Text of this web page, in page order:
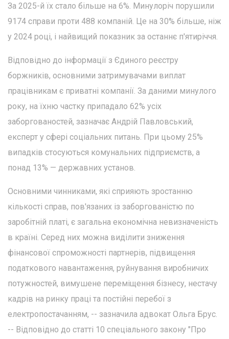
За 2025-й їх стало більше на 6%. Минулоріч порушили
9174 справи проти 488 компаній. Це на 30% більше, ніж
у 2024 році, і найвищий показник за останнє п'ятиріччя.
Відповідно до інформації з Єдиного реєстру
боржників, основними затримувачами виплат
працівникам є приватні компанії. За даними минулого
року, на їхню частку припадало 62% усіх
заборгованостей, зазначає Андрій Павловський,
експерт у сфері соціальних питань. При цьому 25%
випадків стосуються комунальних підприємств, а
понад 13% — державних установ.
Основними чинниками, які сприяють зростанню
кількості справ, пов'язаних із заборгованістю по
заробітній платі, є загальна економічна невизначеність
в країні. Серед них можна виділити зниження
фінансової спроможності партнерів, підвищення
податкового навантаження, руйнування виробничих
потужностей, вимушене переміщення бізнесу, нестачу
кадрів на ринку праці та постійні перебої з
електропостачанням, -- зазначила адвокат Ольга Брус.
-- Відповідно до статті 10 спеціального закону "Про